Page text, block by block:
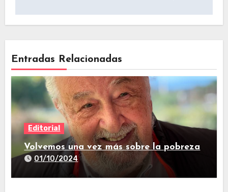
Entradas Relacionadas
Editorial
Volvemos una vez más sobre la pobreza
01/10/2024